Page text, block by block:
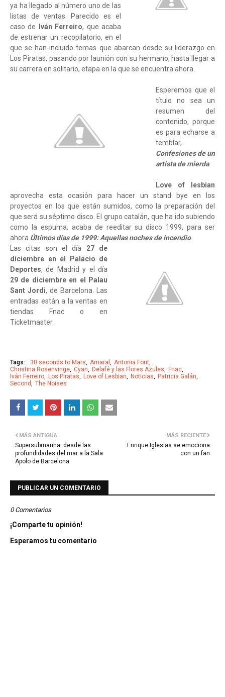
ya ha llegado al número uno de las
listas de ventas. Parecido es el
caso de
Iván Ferreiro, que acaba
de estrenar un recopilatorio, en el
que se han incluido temas que abarcan desde su liderazgo en
Los Piratas, pasando por launión con su hermano, hasta llegar a
su carrera en solitario, etapa en la que se encuentra ahora.
Esperemos que el
título no sea un
resumen del
contenido, porque
es para echarse a
temblar,
Confesiones de un
artista de mierda.
Love of lesbian
aprovecha esta ocasión para hacer un stand bye en los
proyectos en los que están sumidos, como la preparación del
que será su séptimo disco. El grupo catalán, que ha ido subiendo
como la espuma, acaba de reeditar su disco 1999, para ser
ahora Últimos días de 1999: Aquellas noches de incendio.
Las citas son el día 27 de
diciembre en el Palacio de
Deportes, de Madrid y el día
29 de diciembre en el Palau
Sant Jordi, de Barcelona. Las
entradas están a la ventas en
tiendas Fnac o en
Ticketmaster.
Tags: 30 seconds to Mars Amaral
Antonia Font
Christina Rosenvinge Cyan Delafé y las Flores Azules
Fnac
Iván Ferreiro
Los Piratas Love of Lesbian Noticias
Patricia Galán
Second
The Noises
MÁS RECIENTE
Enrique Iglesias se emociona
con un fan
MÁS ANTIGUA
Supersubmarina: desde las
profundidades del mar a la Sala
Apolo de Barcelona
PUBLICAR UN COMENTARIO
0 Comentarios
¡Comparte tu opinión!
Esperamos tu comentario